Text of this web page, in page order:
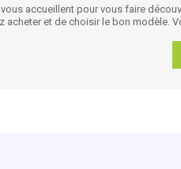
accueillent pour vous faire
acheter et de choisir le bon modèle.